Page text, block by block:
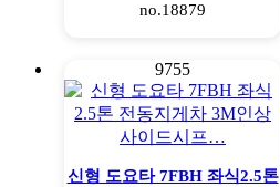
no.18879
9755
신형 도요타 7FBH 좌식2.5톤